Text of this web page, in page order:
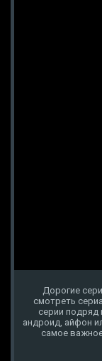
Дорогие
смотреть
серии подряд
андроид, айфон
самое